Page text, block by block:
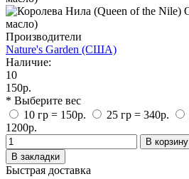
Производители
Nature's Garden (США)
Наличие:
10
150р.
* Выберите вес
10 гр = 150р.
25 гр = 340р.
1200р.
В корзину
В закладки
Быстрая доставка